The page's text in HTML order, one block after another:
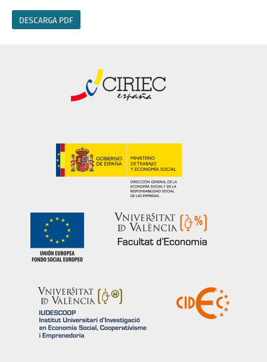
DESCARGA PDF